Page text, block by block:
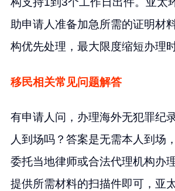
助申请人准备加急所需的证明材
构优先处理，最大限度缩短办理时
移民相关常见问题解答
有申请人问，办理海外无犯罪纪
人到场吗？答案是无需本人到场
委托当地律师或合法代理机构办
提供所需材料的扫描件即可，亚